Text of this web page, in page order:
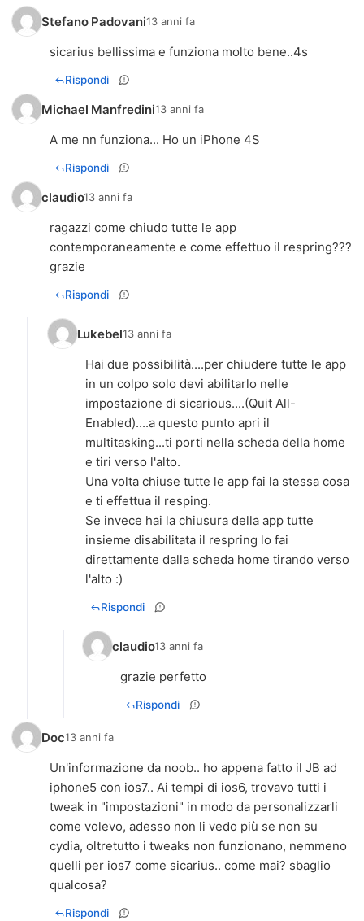
Stefano Padovani13 anni fa
sicarius bellissima e funziona molto bene..4s
Rispondi
Michael Manfredini13 anni fa
A me nn funziona... Ho un iPhone 4S
Rispondi
claudio13 anni fa
ragazzi come chiudo tutte le app
contemporaneamente e come effettuo il respring???
grazie
Rispondi
Lukebel13 anni fa
Hai due possibilità....per chiudere tutte le app
in un colpo solo devi abilitarlo nelle
impostazione di sicarious....(Quit All-
Enabled)....a questo punto apri il
multitasking...ti porti nella scheda della home
e tiri verso l'alto.
Una volta chiuse tutte le app fai la stessa cosa
e ti effettua il resping.
Se invece hai la chiusura della app tutte
insieme disabilitata il respring lo fai
direttamente dalla scheda home tirando verso
l'alto :)
Rispondi
claudio13 anni fa
grazie perfetto
Rispondi
Doc13 anni fa
Un'informazione da noob.. ho appena fatto il JB ad
iphone5 con ios7.. Ai tempi di ios6, trovavo tutti i
tweak in "impostazioni" in modo da personalizzarli
come volevo, adesso non li vedo più se non su
cydia, oltretutto i tweaks non funzionano, nemmeno
quelli per ios7 come sicarius.. come mai? sbaglio
qualcosa?
Rispondi